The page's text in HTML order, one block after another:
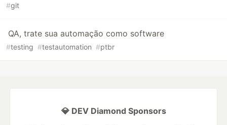
#git
QA, trate sua automação como software
#testing #testautomation #ptbr
💎 DEV Diamond Sponsors